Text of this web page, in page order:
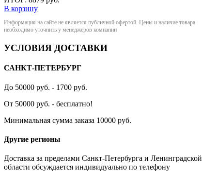
В корзину
Информация на сайте не является публичной офертой. Цены и наличие товара
необходимо уточнить у менеджеров компании
УСЛОВИЯ ДОСТАВКИ
САНКТ-ПЕТЕРБУРГ
До 50000 руб. - 1700 руб.
От 50000 руб. - бесплатно!
Минимальная сумма заказа 10000 руб.
Другие регионы
Доставка за пределами Санкт-Петербурга и Ленинградской
области обсуждается индивидуально по телефону